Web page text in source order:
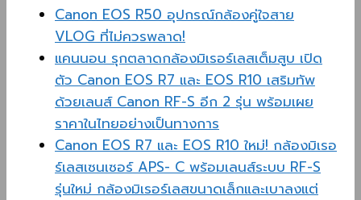
Canon EOS R50 อุปกรณ์กล้องคู่ใจสาย
VLOG ที่ไม่ควรพลาด!
แคนนอน รุกตลาดกล้องมิเรอร์เลสเต็มสูบ เปิด
ตัว Canon EOS R7 และ EOS R10 เสริมทัพ
ด้วยเลนส์ Canon RF-S อีก 2 รุ่น พร้อมเผย
ราคาในไทยอย่างเป็นทางการ
Canon EOS R7 และ EOS R10 ใหม่! กล้องมิเรอ
ร์เลสเซนเซอร์ APS- C พร้อมเลนส์ระบบ RF-S
รุ่นใหม่ กล้องมิเรอร์เลสขนาดเล็กและเบาลงแต่